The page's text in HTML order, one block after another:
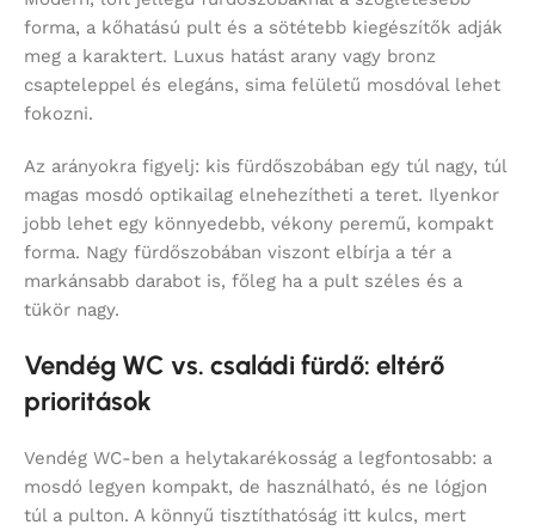
forma, a kőhatású pult és a sötétebb kiegészítők adják
meg a karaktert. Luxus hatást arany vagy bronz
csapteleppel és elegáns, sima felületű mosdóval lehet
fokozni.
Az arányokra figyelj: kis fürdőszobában egy túl nagy, túl
magas mosdó optikailag elnehezítheti a teret. Ilyenkor
jobb lehet egy könnyedebb, vékony peremű, kompakt
forma. Nagy fürdőszobában viszont elbírja a tér a
markánsabb darabot is, főleg ha a pult széles és a
tükör nagy.
Vendég WC vs. családi fürdő: eltérő
prioritások
Vendég WC-ben a helytakarékosság a legfontosabb: a
mosdó legyen kompakt, de használható, és ne lógjon
túl a pulton. A könnyű tisztíthatóság itt kulcs, mert